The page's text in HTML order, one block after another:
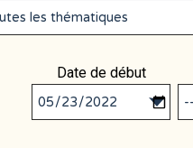
Date de début